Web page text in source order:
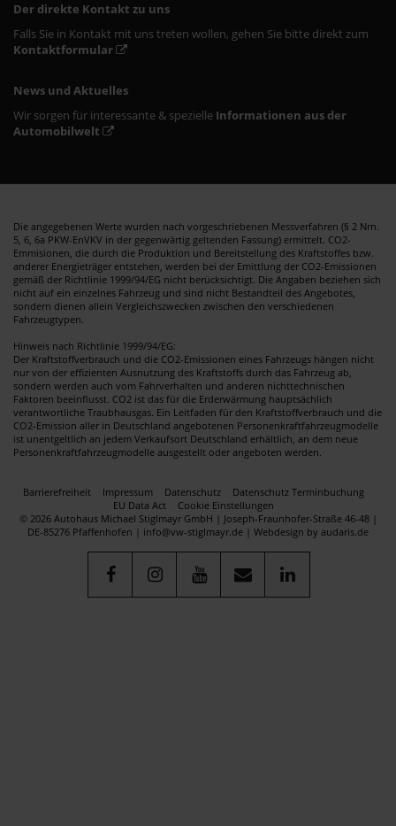
Der direkte Kontakt zu uns
Falls Sie in Kontakt mit uns treten wollen, gehen Sie bitte direkt zum
Kontaktformular
News und Aktuelles
Wir sorgen für interessante & spezielle Informationen aus der
Automobilwelt
Die angegebenen Werte wurden nach vorgeschriebenen Messverfahren (§ 2 Nrn.
5, 6, 6a PKW-EnVKV in der gegenwärtig geltenden Fassung) ermittelt. CO2-
Emmisionen, die durch die Produktion und Bereitstellung des Kraftstoffes bzw.
anderer Energieträger entstehen, werden bei der Emittlung der CO2-Emissionen
gemäß der Richtlinie 1999/94/EG nicht berücksichtigt. Die Angaben beziehen sich
nicht auf ein einzelnes Fahrzeug und sind nicht Bestandteil des Angebotes,
sondern dienen allein Vergleichszwecken zwischen den verschiedenen
Fahrzeugtypen.
Hinweis nach Richtlinie 1999/94/EG:
Der Kraftstoffverbrauch und die CO2-Emissionen eines Fahrzeugs hängen nicht
nur von der effizienten Ausnutzung des Kraftstoffs durch das Fahrzeug ab,
sondern werden auch vom Fahrverhalten und anderen nichttechnischen
Faktoren beeinflusst. CO2 ist das für die Erderwärmung hauptsächlich
verantwortliche Traubhausgas. Ein Leitfaden für den Kraftstoffverbrauch und die
CO2-Emission aller in Deutschland angebotenen Personenkraftfahrzeugmodelle
ist unentgeltlich an jedem Verkaufsort Deutschland erhältlich, an dem neue
Personenkraftfahrzeugmodelle ausgestellt oder angeboten werden.
Barrierefreiheit Impressum Datenschutz
Datenschutz Terminbuchung
EU Data Act
Cookie Einstellungen
© 2026 Autohaus Michael Stiglmayr GmbH | Joseph-Fraunhofer-Straße 46-48 |
DE-85276 Pfaffenhofen | info@vw-stiglmayr.de | Webdesign by audaris.de